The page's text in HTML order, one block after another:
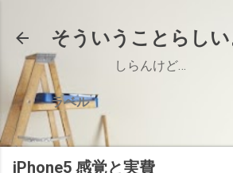
そういうことらしい
しらんけど…
ラベル
iPhone5 感覚と実費